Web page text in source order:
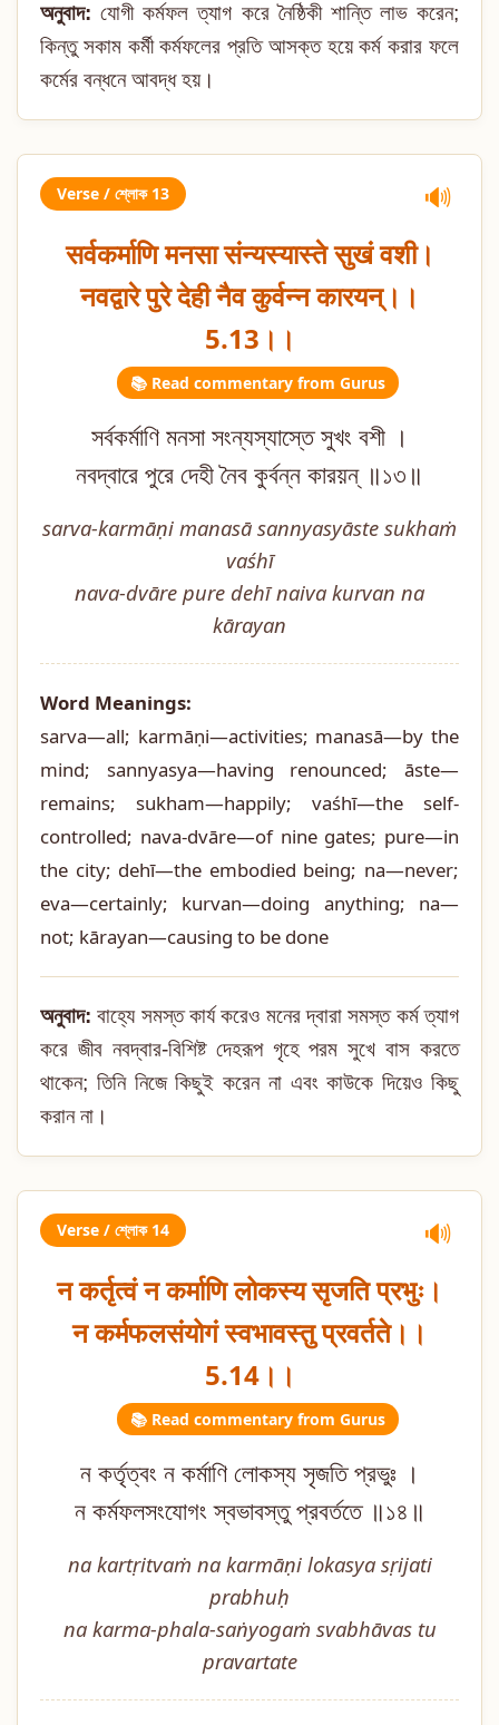
অনুবাদ: যোগী কর্মফল ত্যাগ করে নৈষ্ঠিকী শান্তি লাভ করেন;
কিন্তু সকাম কর্মী কর্মফলের প্রতি আসক্ত হয়ে কর্ম করার ফলে
কর্মের বন্ধনে আবদ্ধ হয়।
Verse / শ্লোক 13 🔊
सर्वकर्माणि मनसा संन्यस्यास्ते सुखं वशी।
नवद्वारे पुरे देही नैव कुर्वन्न कारयन्।।
5.13।।
📚 Read commentary from Gurus
সর্বকর্মাণি মনসা সংন্যস্যাস্তে সুখং বশী ।
নবদ্বারে পুরে দেহী নৈব কুর্বন্ন কারয়ন্ ॥১৩॥
sarva-karmāṇi manasā sannyasyāste sukhaṁ
vaśhī
nava-dvāre pure dehī naiva kurvan na
kārayan
Word Meanings:
sarva—all; karmāṇi—activities; manasā—by the
mind; sannyasya—having renounced; āste—
remains; sukham—happily; vaśhī—the self-
controlled; nava-dvāre—of nine gates; pure—in
the city; dehī—the embodied being; na—never;
eva—certainly; kurvan—doing anything; na—
not; kārayan—causing to be done
অনুবাদ: বাহ্যে সমস্ত কার্য করেও মনের দ্বারা সমস্ত কর্ম ত্যাগ
করে জীব নবদ্বার-বিশিষ্ট দেহরূপ গৃহে পরম সুখে বাস করতে
থাকেন; তিনি নিজে কিছুই করেন না এবং কাউকে দিয়েও কিছু
করান না।
Verse / শ্লোক 14 🔊
न कर्तृत्वं न कर्माणि लोकस्य सृजति प्रभुः।
न कर्मफलसंयोगं स्वभावस्तु प्रवर्तते।।
5.14।।
📚 Read commentary from Gurus
ন কর্তৃত্বং ন কর্মাণি লোকস্য সৃজতি প্রভুঃ ।
ন কর্মফলসংযোগং স্বভাবস্তু প্রবর্ততে ॥১৪॥
na kartṛitvaṁ na karmāṇi lokasya sṛijati
prabhuḥ
na karma-phala-saṅyogaṁ svabhāvas tu
pravartate